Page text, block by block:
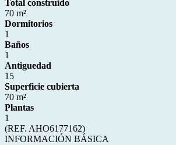
Total construido
70 m²
Dormitorios
1
Baños
1
Antiguedad
15
Superficie cubierta
70 m²
Plantas
1
(REF. AHO6177162)
INFORMACIÓN BÁSICA